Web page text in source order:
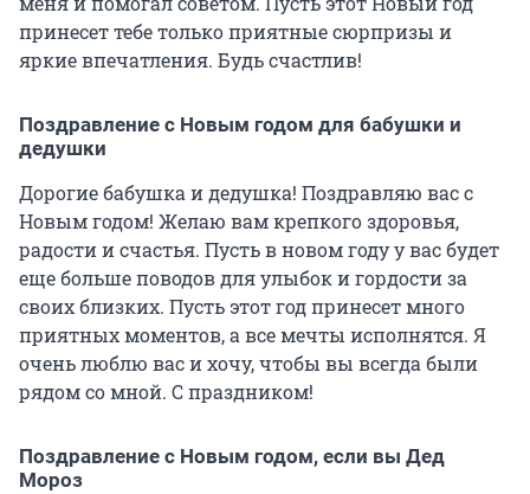
принесет тебе только приятные сюрпризы и
яркие впечатления. Будь счастлив!
Поздравление с Новым годом для бабушки и
дедушки
Дорогие бабушка и дедушка! Поздравляю вас с
Новым годом! Желаю вам крепкого здоровья,
радости и счастья. Пусть в новом году у вас будет
еще больше поводов для улыбок и гордости за
своих близких. Пусть этот год принесет много
приятных моментов, а все мечты исполнятся. Я
очень люблю вас и хочу, чтобы вы всегда были
рядом со мной. С праздником!
Поздравление с Новым годом, если вы Дед
Мороз